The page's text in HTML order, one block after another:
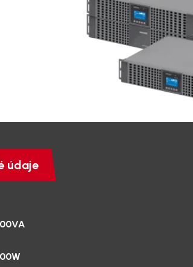
Technická podpora
údaje